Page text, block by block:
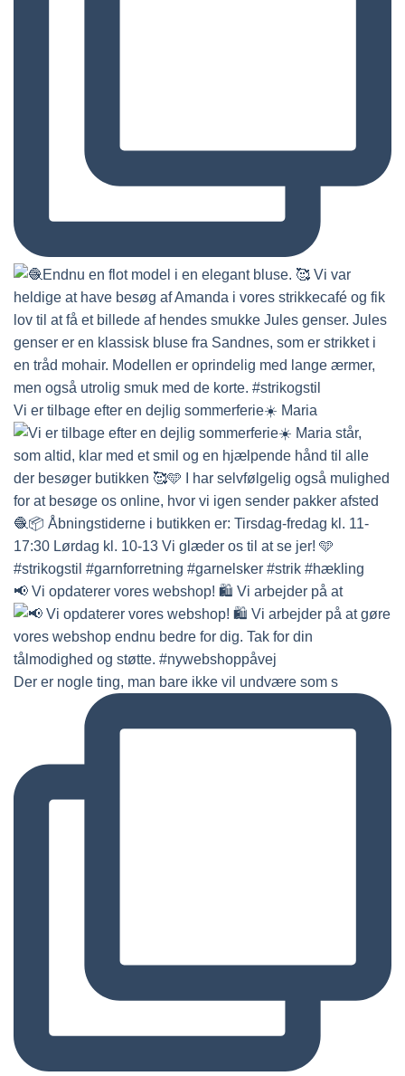
Vi er tilbage efter en dejlig sommerferie☀️ Maria
📢 Vi opdaterer vores webshop! 🛍️ Vi arbejder på at
Der er nogle ting, man bare ikke vil undvære som s